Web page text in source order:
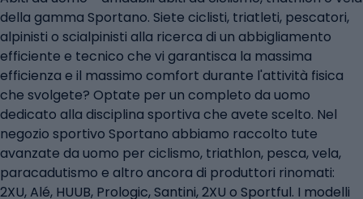
della gamma Sportano. Siete ciclisti, triatleti, pescatori,
alpinisti o scialpinisti alla ricerca di un abbigliamento
efficiente e tecnico che vi garantisca la massima
efficienza e il massimo comfort durante l'attività fisica
che svolgete? Optate per un completo da uomo
dedicato alla disciplina sportiva che avete scelto. Nel
negozio sportivo Sportano abbiamo raccolto tute
avanzate da uomo per ciclismo, triathlon, pesca, vela,
paracadutismo e altro ancora di produttori rinomati:
2XU, Alé, HUUB, Prologic, Santini, 2XU o Sportful. I modelli